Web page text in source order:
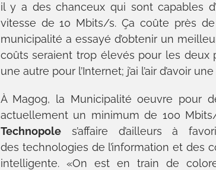
il y a des chanceux qui sont capables
vitesse de 10 Mbits/s. Ça coûte près
municipalité a essayé d’obtenir un
coûts seraient trop élevés pour les deux
une autre pour l’Internet; j’ai l’air d’avoir
À Magog, la Municipalité oeuvre pour
actuellement un minimum de 100
Technopoles’affaire d’ailleurs à
des technologies de l’information et des
intelligente. «On est en train de